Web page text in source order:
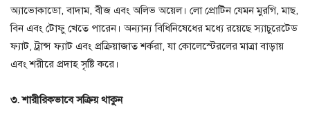
অ্যাভোকাডো, বাদাম, বীজ এবং অলিভ অয়েল। লো প্রোটিন যেমন মুরগি, মাছ,
বিন এবং টোফু খেতে পারেন। অন্যান্য বিধিনিষেধের মধ্যে রয়েছে স্যাচুরেটেড
ফ্যাট, ট্রান্স ফ্যাট এবং প্রক্রিয়াজাত শর্করা, যা কোলেস্টেরলের মাত্রা বাড়ায়
এবং শরীরে প্রদাহ সৃষ্টি করে।
৩. শারীরিকভাবে সক্রিয় থাকুন